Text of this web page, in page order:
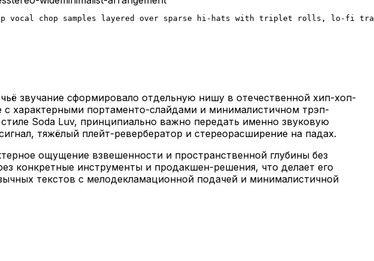
vocal chop samples layered over sparse hi-hats with triplet rolls, lo-fi
звучание сформировало отдельную нишу в отечественной хип-хоп-
характерными портаменто-слайдами и минималистичном трэп-
Soda Luv, принципиально важно передать именно звуковую
тяжёлый плейт-ревербератор и стереорасширение на падах.
ощущение взвешенности и пространственной глубины без
конкретные инструменты и продакшен-решения, что делает его
текстов с мелодекламационной подачей и минималистичной